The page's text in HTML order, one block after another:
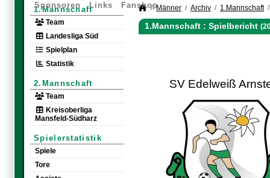
Sponsoren Links Fanshop
1.Mannschaft
Team
Landesliga Süd
Spielplan
Statistik
2.Mannschaft
Team
Kreisoberliga
Mansfeld-Südharz
Spielerstatistik
Spiele
Tore
Männer Archiv 1.Mannschaft
1.Mannschaft : Spielbericht
SV Edelweiß